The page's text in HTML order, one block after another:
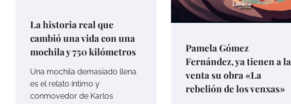
La historia real que
cambió una vida con una
mochila y 750 kilómetros
Una mochila demasiado llena
es el relato íntimo y
conmovedor de Karlos
Pamela Gómez
Fernández, ya tienen a la
venta su obra «La
rebelión de los venxas»